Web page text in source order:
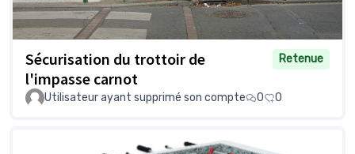
Sécurisation du trottoir de
l'impasse carnot
Retenue
Utilisateur ayant supprimé son compte 0 0